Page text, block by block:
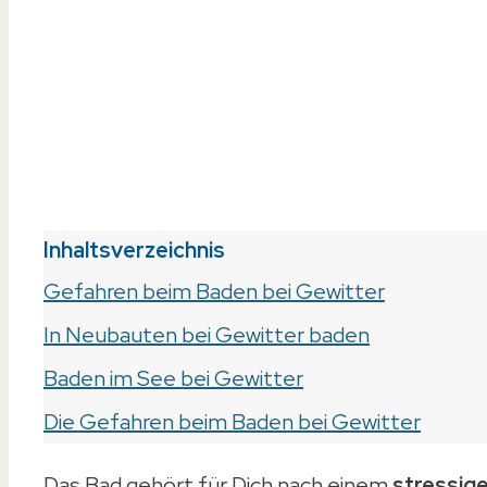
Inhaltsverzeichnis
Gefahren beim Baden bei Gewitter
In Neubauten bei Gewitter baden
Baden im See bei Gewitter
Die Gefahren beim Baden bei Gewitter